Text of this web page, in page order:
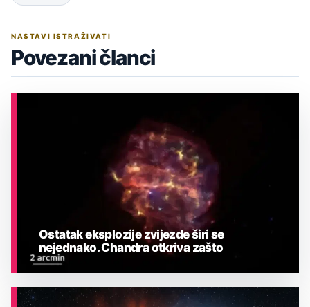
NASTAVI ISTRAŽIVATI
Povezani članci
Ostatak eksplozije zvijezde širi se
nejednako. Chandra otkriva zašto